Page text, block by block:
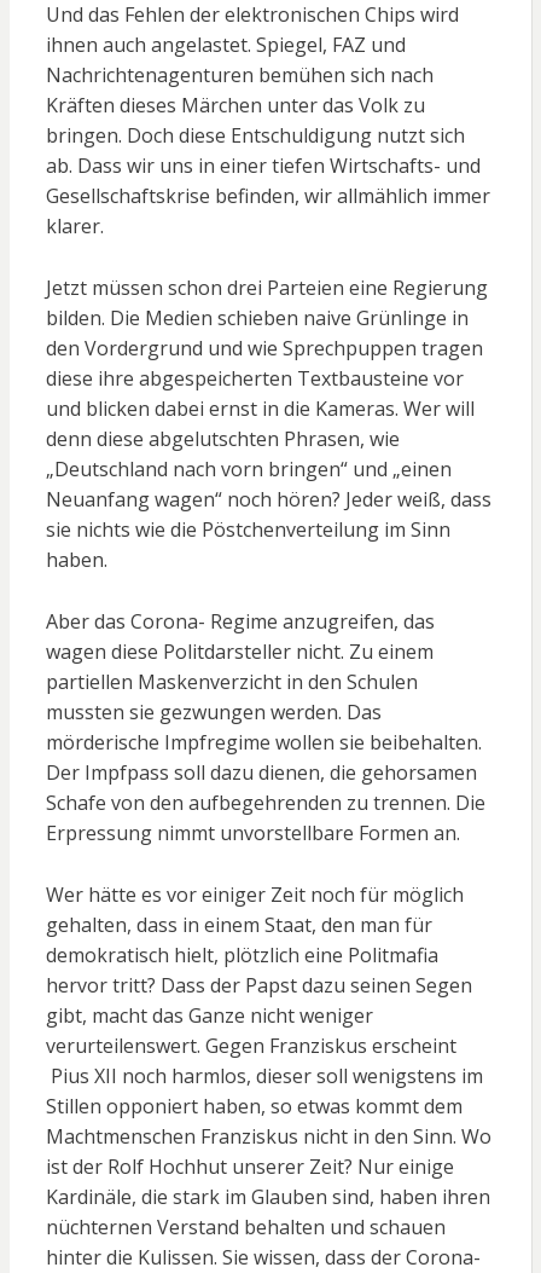
Und das Fehlen der elektronischen Chips wird
ihnen auch angelastet. Spiegel, FAZ und
Nachrichtenagenturen bemühen sich nach
Kräften dieses Märchen unter das Volk zu
bringen. Doch diese Entschuldigung nutzt sich
ab. Dass wir uns in einer tiefen Wirtschafts- und
Gesellschaftskrise befinden, wir allmählich immer
klarer.
Jetzt müssen schon drei Parteien eine Regierung
bilden. Die Medien schieben naive Grünlinge in
den Vordergrund und wie Sprechpuppen tragen
diese ihre abgespeicherten Textbausteine vor
und blicken dabei ernst in die Kameras. Wer will
denn diese abgelutschten Phrasen, wie
„Deutschland nach vorn bringen“ und „einen
Neuanfang wagen“ noch hören? Jeder weiß, dass
sie nichts wie die Pöstchenverteilung im Sinn
haben.
Aber das Corona- Regime anzugreifen, das
wagen diese Politdarsteller nicht. Zu einem
partiellen Maskenverzicht in den Schulen
mussten sie gezwungen werden. Das
mörderische Impfregime wollen sie beibehalten.
Der Impfpass soll dazu dienen, die gehorsamen
Schafe von den aufbegehrenden zu trennen. Die
Erpressung nimmt unvorstellbare Formen an.
Wer hätte es vor einiger Zeit noch für möglich
gehalten, dass in einem Staat, den man für
demokratisch hielt, plötzlich eine Politmafia
hervor tritt? Dass der Papst dazu seinen Segen
gibt, macht das Ganze nicht weniger
verurteilenswert. Gegen Franziskus erscheint
Pius XII noch harmlos, dieser soll wenigstens im
Stillen opponiert haben, so etwas kommt dem
Machtmenschen Franziskus nicht in den Sinn. Wo
ist der Rolf Hochhut unserer Zeit? Nur einige
Kardinäle, die stark im Glauben sind, haben ihren
nüchternen Verstand behalten und schauen
hinter die Kulissen. Sie wissen, dass der Corona-